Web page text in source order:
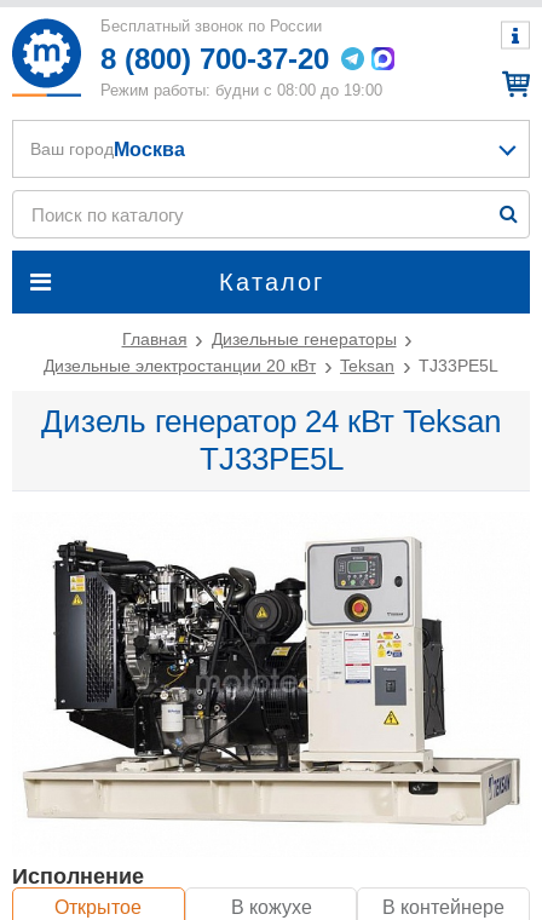
Бесплатный звонок по России
8 (800) 700-37-20
Режим работы: будни с 08:00 до 19:00
Каталог
Ваш город Москва
Главная
Дизельные генераторы
Дизельные электростанции 20 кВт
Teksan TJ33PE5L
Дизель генератор 24 кВт Teksan
TJ33PE5L
Исполнение
Открытое В кожухе В контейнере